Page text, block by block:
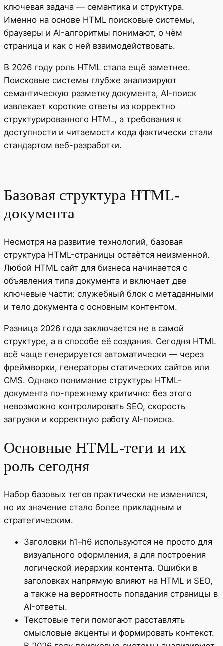
ключевая задача — семантика и структура.
Именно на основе HTML поисковые системы,
браузеры и AI-алгоритмы понимают, о чём
страница и как с ней взаимодействовать.
В 2026 году роль HTML стала ещё заметнее.
Поисковые системы глубже анализируют
семантическую разметку документа, AI-поиск
извлекает короткие ответы из корректно
структурированного HTML, а требования к
доступности и читаемости кода фактически стали
стандартом веб-разработки.
Базовая структура HTML-
документа
Несмотря на развитие технологий, базовая
структура HTML-страницы остаётся неизменной.
Любой HTML сайт для бизнеса начинается с
объявления типа документа и включает две
ключевые части: служебный блок с метаданными
и тело документа с основным контентом.
Разница 2026 года заключается не в самой
структуре, а в способе её создания. Сегодня HTML
всё чаще генерируется автоматически — через
фреймворки, генераторы статических сайтов или
CMS. Однако понимание структуры HTML-
документа по-прежнему критично: без этого
невозможно контролировать SEO, скорость
загрузки и корректную работу AI-поиска.
Основные HTML-теги и их
роль сегодня
Набор базовых тегов практически не изменился,
но их значение стало более прикладным и
стратегическим.
Заголовки h1–h6 используются не просто для
визуального оформления, а для построения
логической иерархии контента. Ошибки в
заголовках напрямую влияют на HTML и SEO,
а также на вероятность попадания страницы в
AI-ответы.
Текстовые теги помогают расставлять
смысловые акценты и формировать контекст.